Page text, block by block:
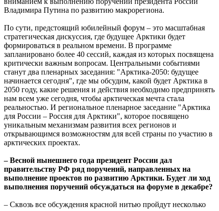
Владимира Путина по развитию макрорегиона.
По сути, предстоящий юбилейный форум – это масштабная
стратегическая дискуссия, где будущее Арктики будет
формироваться в реальном времени. В программе
запланировано более 40 сессий, каждая из которых посвящена
критически важным вопросам. Центральными событиями
станут два пленарных заседания: "Арктика-2050: будущее
начинается сегодня", где мы обсудим, какой будет Арктика в
2050 году, какие решения и действия необходимо предпринять
нам всем уже сегодня, чтобы арктическая мечта стала
реальностью. И региональное пленарное заседание "Арктика
для России – Россия для Арктики", которое посвящено
уникальным механизмам развития всех регионов и
открывающимся возможностям для всей страны по участию в
арктических проектах.
– Весной нынешнего года президент России дал
правительству РФ ряд поручений, направленных на
выполнение проектов по развитию Арктики. Будет ли ход
выполнения поручений обсуждаться на форуме в декабре?
– Сквозь все обсуждения красной нитью пройдут несколько